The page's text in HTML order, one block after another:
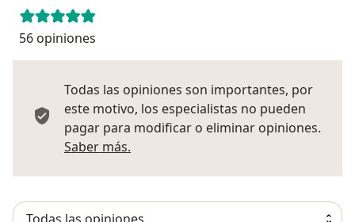
56 opiniones
Todas las opiniones son importantes, por
este motivo, los especialistas no pueden
pagar para modificar o eliminar opiniones.
Saber más.